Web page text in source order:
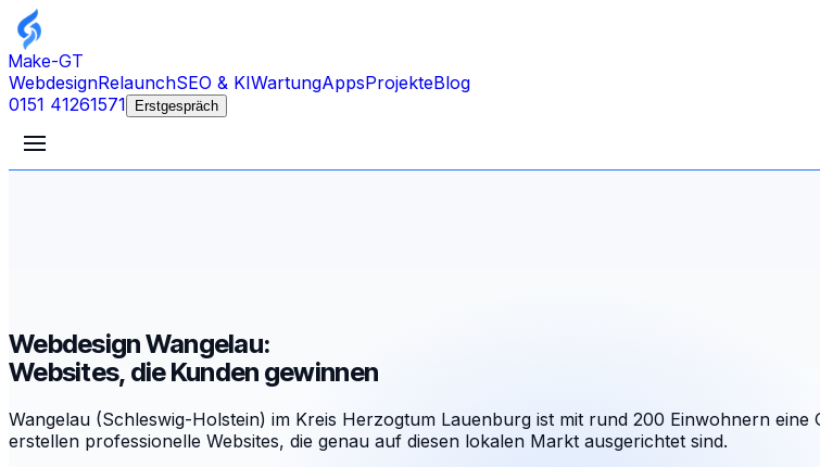
Make-GT
WebdesignRelaunchSEO & KIWartungAppsProjekteBlog
0151 41261571
Erstgespräch
Webdesign Wangelau:
Websites, die Kunden gewinnen
Wangelau (Schleswig-Holstein) im Kreis Herzogtum Lauenburg ist mit rund 200 Einwohnern eine
erstellen professionelle Websites, die genau auf diesen lokalen Markt ausgerichtet sind.